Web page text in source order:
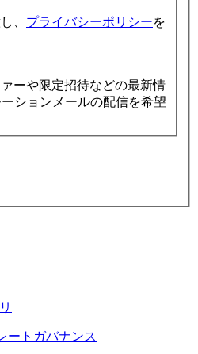
、 プライバシーポリシーを
ーや限定招待などの最新情
ションメールの配信を希望
ートガバナンス